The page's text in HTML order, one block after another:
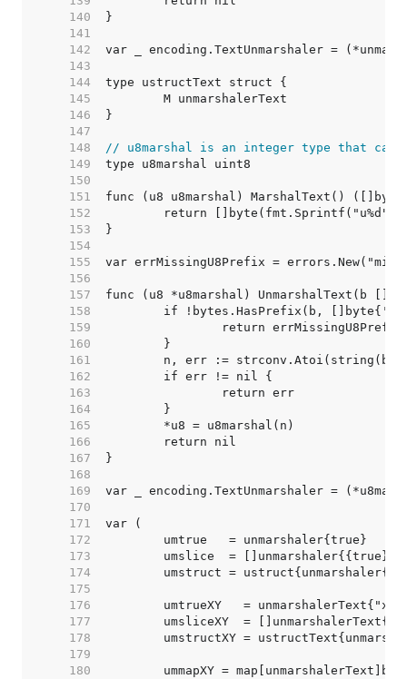
   140
   141
   142
   143
   144
   145
   146
   147
   148
// u8marshal is an integer type that can
   149
   150
   151
   152
   153
   154
   155
   156
   157
   158
   159
   160
   161
   162
   163
   164
   165
   166
   167
   168
   169
   170
   171
   172
   173
   174
   175
   176
   177
   178
   179
   180